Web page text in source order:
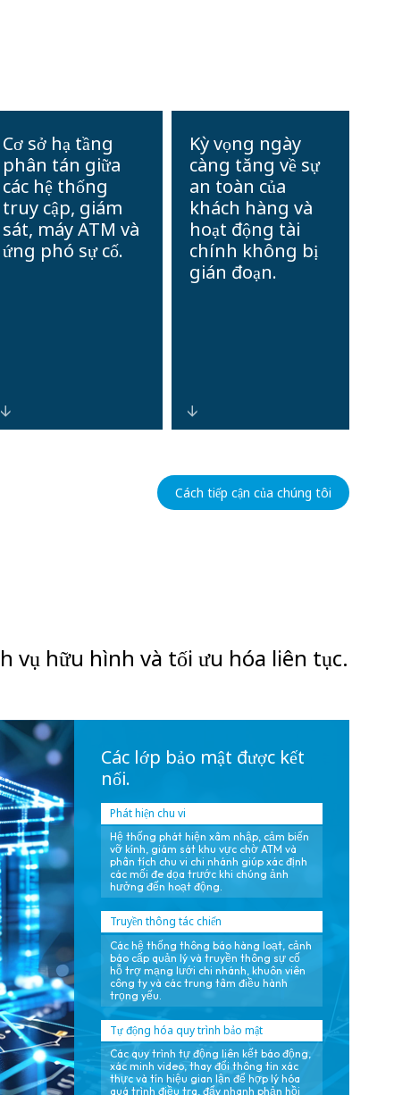
Cơ sở hạ tầng
phân tán giữa
các hệ thống
truy cập, giám
sát, máy ATM và
ứng phó sự cố.
doanh nghiệp.
Kỳ vọng ngày
càng tăng về sự
an toàn của
khách hàng và
hoạt động tài
chính không bị
gián đoạn.
bảo mật mạnh
mẽ, dựa trên
danh tiếng và
liên tục.
Cách tiếp cận của chúng tôi
vụ hữu hình và tối ưu hóa liên tục.
Các lớp bảo mật được kết
nối.
Phát hiện chu vi
Hệ thống phát hiện xâm nhập, cảm biến
vỡ kính, giám sát khu vực chờ ATM và
phân tích chu vi chi nhánh giúp xác định
các mối đe dọa trước khi chúng ảnh
hưởng đến hoạt động.
Truyền thông tác chiến
Các hệ thống thông báo hàng loạt, cảnh
báo cấp quản lý và truyền thông sự cố
hỗ trợ mạng lưới chi nhánh, khuôn viên
công ty và các trung tâm điều hành
trọng yếu.
Tự động hóa quy trình bảo mật
Các quy trình tự động liên kết báo động,
xác minh video, thay đổi thông tin xác
thực và tín hiệu gian lận để hợp lý hóa
quá trình điều tra, đẩy nhanh phản hồi